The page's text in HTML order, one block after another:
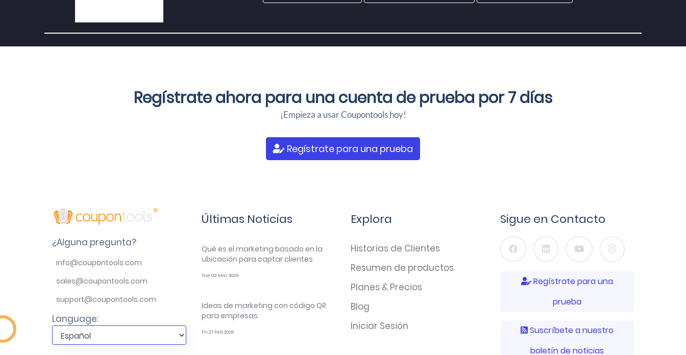
Regístrate ahora para una cuenta de prueba por 7 días
¡Empieza a usar Coupontools hoy!
Regístrate para una prueba
¿Alguna pregunta?
info@coupontools.com
sales@coupontools.com
support@coupontools.com
Language:
Últimas Noticias
Qué es el marketing basado en la
ubicación para captar clientes
Tue 03 Mar 2026
Ideas de marketing con código QR
para empresas
Fri 27 Feb 2026
Explora
Historias de Clientes
Resumen de productos
Planes & Precios
Blog
Iniciar Sesión
Sigue en Contacto
Regístrate para una
prueba
Suscríbete a nuestro
boletín de noticias